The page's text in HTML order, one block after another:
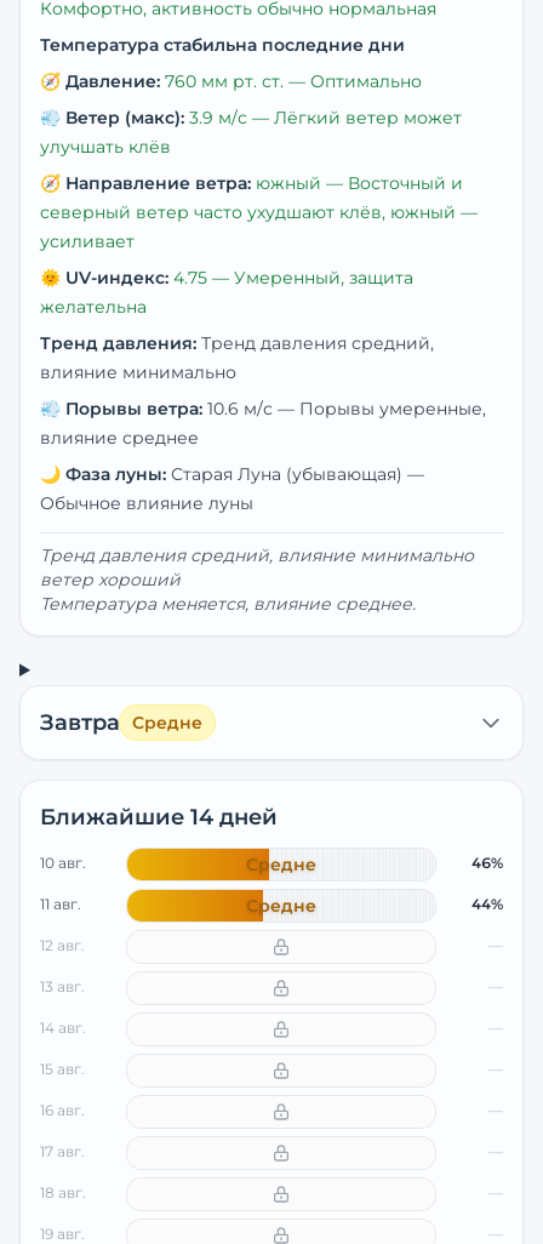
Комфортно, активность обычно нормальная
Температура стабильна последние дни
🧭 Давление: 760 мм рт. ст. — Оптимально
💨 Ветер (макс): 3.9 м/с — Лёгкий ветер может
улучшать клёв
🧭 Направление ветра: южный — Восточный и
северный ветер часто ухудшают клёв, южный —
усиливает
🌞 UV-индекс: 4.75 — Умеренный, защита
желательна
Тренд давления: Тренд давления средний,
влияние минимально
💨 Порывы ветра: 10.6 м/с — Порывы умеренные,
влияние среднее
🌙 Фаза луны: Старая Луна (убывающая) —
Обычное влияние луны
Тренд давления средний, влияние минимально
ветер хороший
Температура меняется, влияние среднее.
Завтра Средне
Ближайшие 14 дней
10 авг. Средне 46%
11 авг. Средне 44%
12 авг. —
13 авг. —
14 авг. —
15 авг. —
16 авг. —
17 авг. —
18 авг. —
19 авг. —